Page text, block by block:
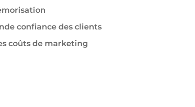
confiance des clients
coûts de marketing